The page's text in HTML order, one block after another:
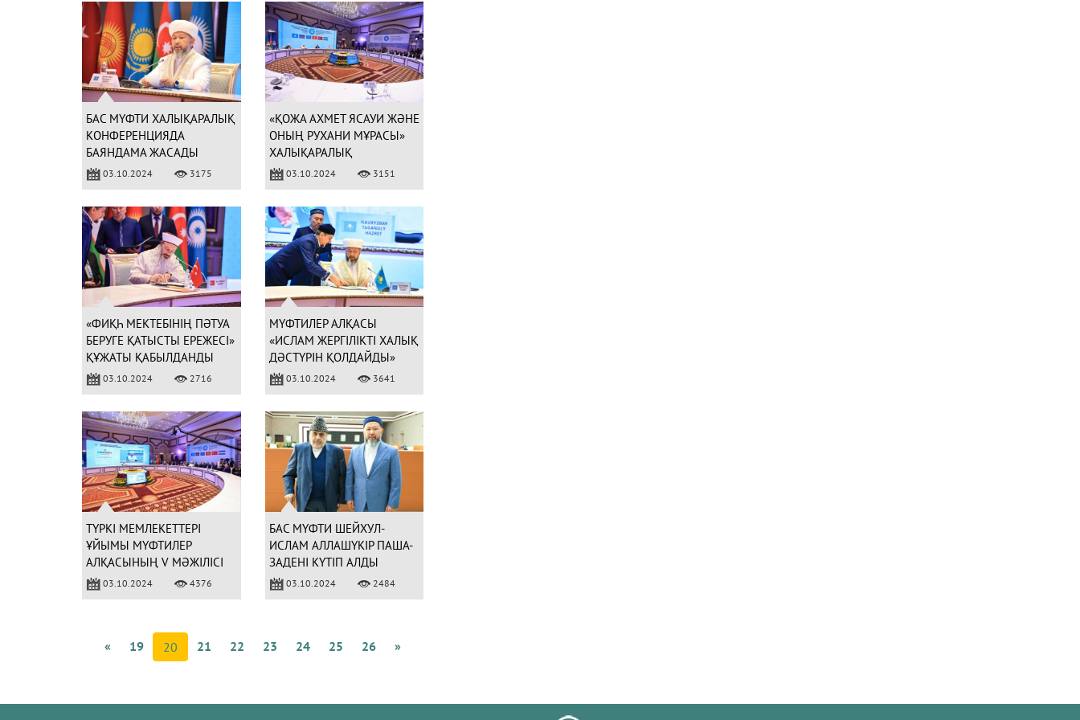
БАС МҮФТИ ХАЛЫҚАРАЛЫҚ
КОНФЕРЕНЦИЯДА
БАЯНДАМА ЖАСАДЫ
03.10.2024 3175
«ҚОЖА АХМЕТ ЯСАУИ ЖӘНЕ
ОНЫҢ РУХАНИ МҰРАСЫ»
ХАЛЫҚАРАЛЫҚ
КОНФЕРЕНЦИЯСЫ
БАСТАЛДЫ (ФОТО)
03.10.2024 3151
«ФИҚҺ МЕКТЕБІНІҢ ПӘТУА
БЕРУГЕ ҚАТЫСТЫ ЕРЕЖЕСІ»
ҚҰЖАТЫ ҚАБЫЛДАНДЫ
03.10.2024 2716
МҮФТИЛЕР АЛҚАСЫ
«ИСЛАМ ЖЕРГІЛІКТІ ХАЛЫҚ
ДӘСТҮРІН ҚОЛДАЙДЫ»
ҚҰЖАТЫН ҚАБЫЛДАДЫ
03.10.2024 3641
ТҮРКІ МЕМЛЕКЕТТЕРІ
ҰЙЫМЫ МҮФТИЛЕР
АЛҚАСЫНЫҢ V МӘЖІЛІСІ
БАСТАЛДЫ (ФОТО)
03.10.2024 4376
БАС МҮФТИ ШЕЙХУЛ-
ИСЛАМ АЛЛАШҮКІР ПАША-
ЗАДЕНІ КҮТІП АЛДЫ
03.10.2024 2484
« 19 20 21 22 23 24 25 26 »